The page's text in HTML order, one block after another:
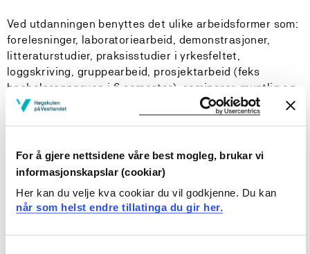
For å gjere nettsidene våre best mogleg, brukar vi
informasjonskapslar (cookiar)
Her kan du velje kva cookiar du vil godkjenne. Du kan
når som helst endre tillatinga du gir her.
Ved utdanningen benyttes det ulike arbeidsformer som:
forelesninger, laboratoriearbeid, demonstrasjoner,
litteraturstudier, praksisstudier i yrkesfeltet,
loggskriving, gruppearbeid, prosjektarbeid (feks
bacheloroppgaven i 6.semester), seminarer, muntlig og
skriftlig presentasjon av eget arbeid, samt ulike former
for e-læring. Valg av arbeidsformer vil variere innenfor
Målet er å integrere teori og praksis slik at kunnskaper,
og kan overføres til profesjonell yrkesutøvelse.
Arbeidsformene skal bidra til personlige utvikling